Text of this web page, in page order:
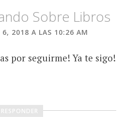
Sobre Libros
6, 2018 A LAS 10:26 AM
por seguirme! Ya te sigo!
RESPONDER